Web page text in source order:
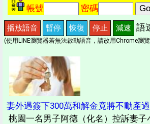
帳號
密碼
播放語音 暫停 恢復 停止 減速 語
(使用LINE瀏覽器若無法啟動語音，請改用Chrome瀏
妻外遇簽下300萬和解金竟將不動產
桃園一名男子阿德（化名）控訴妻